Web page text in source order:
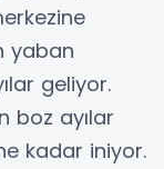
yaban
geliyor.
boz ayılar
kadar iniyor.